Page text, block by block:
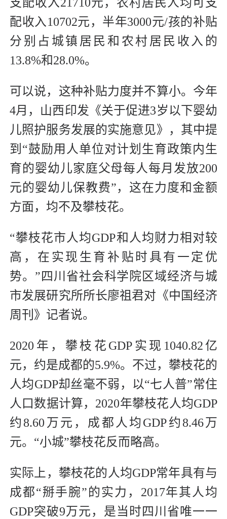
支配收入21710元，农村居民人均可支
配收入10702元，半年3000元/孩的补贴
分别占城镇居民和农村居民收入的
13.8%和28.0%。
可以说，这种补贴力度并不算小。今年
4月，山西印发《关于促进3岁以下婴幼
儿照护服务发展的实施意见》，其中提
到“鼓励用人单位对计划生育政策内生
育的婴幼儿家庭父母每人每月发放200
元的婴幼儿保教费”，这在力度和金额
方面，均不及攀枝花。
“攀枝花市人均GDP和人均财力相对较
高，在实现生育补贴时具有一定优
势。”四川省社会科学院区域经济与城
市发展研究所所长廖祖君对《中国经济
周刊》记者说。
2020年，攀枝花GDP实现1040.82亿
元，约是成都的5.9%。不过，攀枝花的
人均GDP却丝毫不弱，以“七人普”常住
人口数据计算，2020年攀枝花人均GDP
约8.60万元，成都人均GDP约8.46万
元。“小城”攀枝花反而略高。
实际上，攀枝花的人均GDP常年具有与
成都“掰手腕”的实力，2017年其人均
GDP突破9万元，是当时四川省唯一一